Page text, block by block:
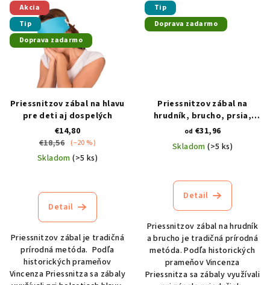
Akcia
Tip
Doprava zadarmo
Priessnitzov zábal na hlavu
pre deti aj dospelých
€14,80
€18,56 (–20 %)
Skladom(>5 ks)
produktu
je
4,7
z
5
hviezdičiek.
Detail
Priessnitzov zábal je tradičná
prírodná metóda. Podľa
historických prameňov
Vincenza Priessnitza sa zábaly
Tip
Doprava zadarmo
Priessnitzov zábal na
hrudník, brucho, prsia,
chrbát, bedrá pre deti
od €31,96
Skladom(>5 ks)
produktu
je
4,8
z
5
hviezdičiek.
Detail
Priessnitzov zábal na hrudník
a brucho je tradičná prírodná
metóda. Podľa historických
prameňov Vincenza
Priessnitza sa zábaly využívali